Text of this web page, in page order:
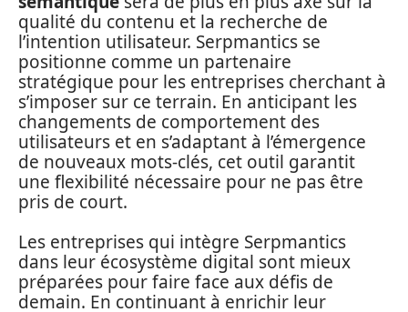
qualité du contenu et la recherche de
l’intention utilisateur. Serpmantics se
positionne comme un partenaire
stratégique pour les entreprises cherchant à
s’imposer sur ce terrain. En anticipant les
changements de comportement des
utilisateurs et en s’adaptant à l’émergence
de nouveaux mots-clés, cet outil garantit
une flexibilité nécessaire pour ne pas être
pris de court.
Les entreprises qui intègre Serpmantics
dans leur écosystème digital sont mieux
préparées pour faire face aux défis de
demain. En continuant à enrichir leur